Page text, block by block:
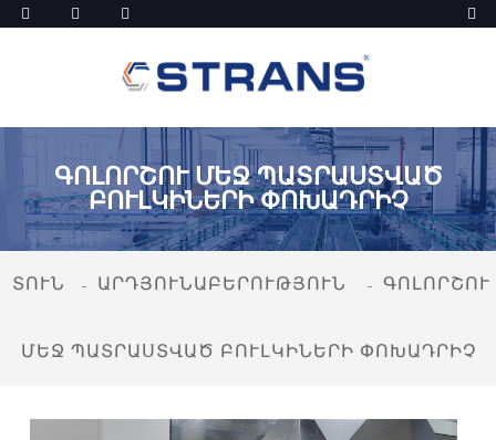
ԳՈԼՈՐՇՈՒ ՄԵՋ ՊԱՏՐԱՍՏՎԱԾ
ԲՈՒԼԿԻՆԵՐԻ ՓՈԽԱԴՐԻՉ
ՏՈՒՆ ԱՐԴՅՈՒՆԱԲԵՐՈՒԹՅՈՒՆ ԳՈԼՈՐՇՈՒ
ՄԵՋ ՊԱՏՐԱՍՏՎԱԾ ԲՈՒԼԿԻՆԵՐԻ ՓՈԽԱԴՐԻՉ